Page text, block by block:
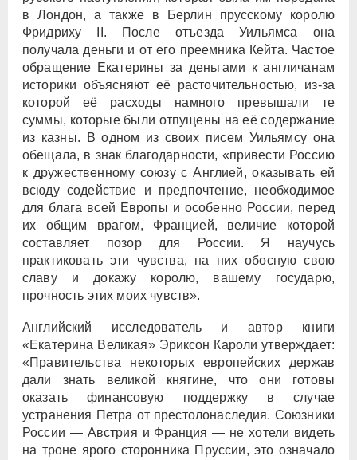
в Лондон, а также в Берлин прусскому королю
Фридриху II. После отъезда Уильямса она
получала деньги и от его преемника Кейта. Частое
обращение Екатерины за деньгами к англичанам
историки объясняют её расточительностью, из-за
которой её расходы намного превышали те
суммы, которые были отпущены на её содержание
из казны. В одном из своих писем Уильямсу она
обещала, в знак благодарности, «привести Россию
к дружественному союзу с Англией, оказывать ей
всюду содействие и предпочтение, необходимое
для блага всей Европы и особенно России, перед
их общим врагом, Францией, величие которой
составляет позор для России. Я научусь
практиковать эти чувства, на них обосную свою
славу и докажу королю, вашему государю,
прочность этих моих чувств».
Английский исследователь и автор книги
«Екатерина Великая» Эриксон Кароли утверждает:
«Правительства некоторых европейских держав
дали знать великой княгине, что они готовы
оказать финансовую поддержку в случае
устранения Петра от престолонаследия. Союзники
России — Австрия и Франция — не хотели видеть
на троне ярого сторонника Пруссии, это означало